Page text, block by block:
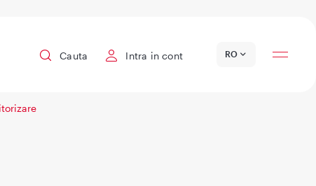
Cauta Intra in cont RO Locatii